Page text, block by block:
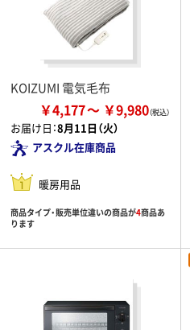
KOIZUMI 電気毛布
￥4,177 ￥9,980
お届け日：8月11日（火）
アスクル在庫商品
暖房用品
商品タイプ・販売単位違いの商品が4商品あ
ります